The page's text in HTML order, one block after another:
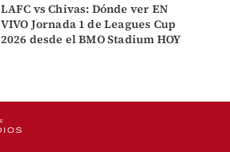
LAFC vs Chivas: Dónde ver EN
VIVO Jornada 1 de Leagues Cup
2026 desde el BMO Stadium HOY